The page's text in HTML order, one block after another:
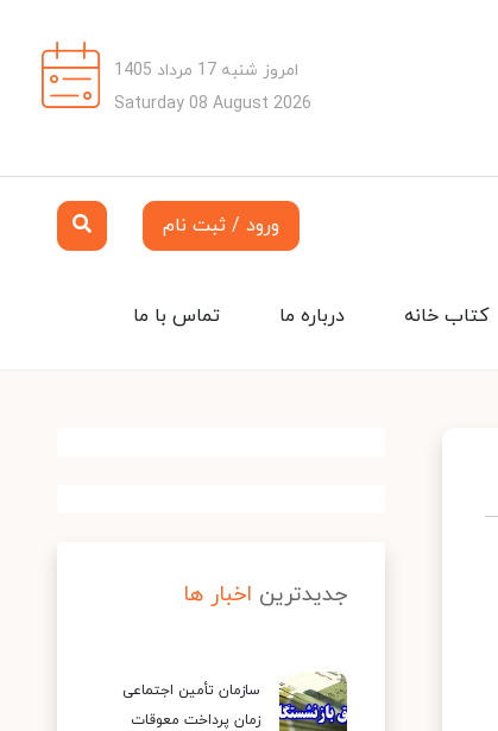
امروز شنبه 17 مرداد 1405
Saturday 08 August 2026
ورود / ثبت نام
تماس با ما درباره ما کتاب خانه
جدیدترین اخبار ها
سازمان تأمین اجتماعی
زمان پرداخت معوقات